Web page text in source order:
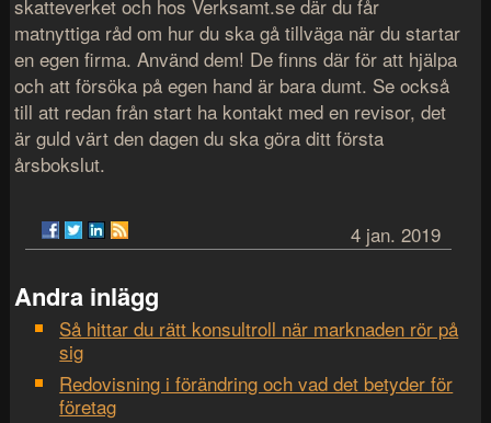
skatteverket och hos Verksamt.se där du får
matnyttiga råd om hur du ska gå tillväga när du startar
en egen firma. Använd dem! De finns där för att hjälpa
och att försöka på egen hand är bara dumt. Se också
till att redan från start ha kontakt med en revisor, det
är guld värt den dagen du ska göra ditt första
årsbokslut.
4 jan. 2019
Andra inlägg
Så hittar du rätt konsultroll när marknaden rör på
sig
Redovisning i förändring och vad det betyder för
företag